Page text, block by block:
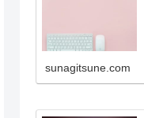
sunagitsune.com